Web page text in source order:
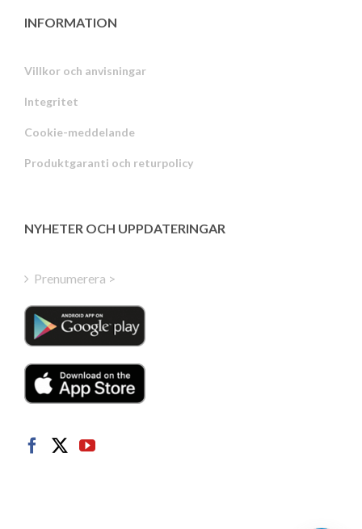
INFORMATION
Villkor och anvisningar
Integritet
Cookie-meddelande
Produktgaranti och returpolicy
NYHETER OCH UPPDATERINGAR
Prenumerera >